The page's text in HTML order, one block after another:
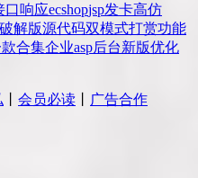
口响应ecshopjsp发卡高仿
破解版源代码双模式打赏功能
合集企业asp后台新版优化
会员必读 广告合作